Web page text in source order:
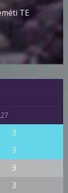
TE
3
3
3
3